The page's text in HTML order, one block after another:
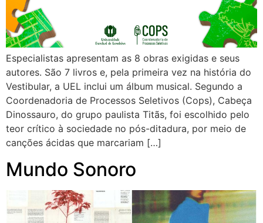
Especialistas apresentam as 8 obras exigidas e seus
autores. São 7 livros e, pela primeira vez na história do
Vestibular, a UEL inclui um álbum musical. Segundo a
Coordenadoria de Processos Seletivos (Cops), Cabeça
Dinossauro, do grupo paulista Titãs, foi escolhido pelo
teor crítico à sociedade no pós-ditadura, por meio de
canções ácidas que marcariam […]
Mundo Sonoro